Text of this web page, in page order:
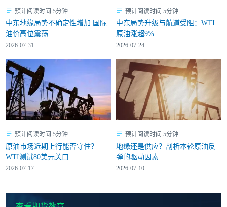
预计阅读时间 5分钟
中东地缘局势不确定性增加 国际
油价高位震荡
2026-07-31
预计阅读时间 5分钟
中东局势升级与航道受阻：WTI
原油涨超9%
2026-07-24
预计阅读时间 5分钟
原油市场近期上行能否守住？
WTI测试80美元关口
2026-07-17
预计阅读时间 5分钟
地缘还是供应？剖析本轮原油反
弹的驱动因素
2026-07-10